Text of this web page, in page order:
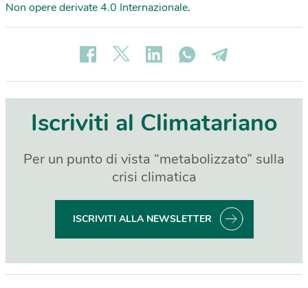
Non opere derivate 4.0 Internazionale.
Iscriviti al Climatariano
Per un punto di vista “metabolizzato” sulla
crisi climatica
ISCRIVITI ALLA NEWSLETTER